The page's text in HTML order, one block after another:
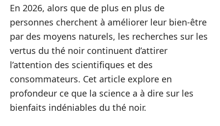
En 2026, alors que de plus en plus de
personnes cherchent à améliorer leur bien-être
par des moyens naturels, les recherches sur les
vertus du thé noir continuent d’attirer
l’attention des scientifiques et des
consommateurs. Cet article explore en
profondeur ce que la science a à dire sur les
bienfaits indéniables du thé noir.